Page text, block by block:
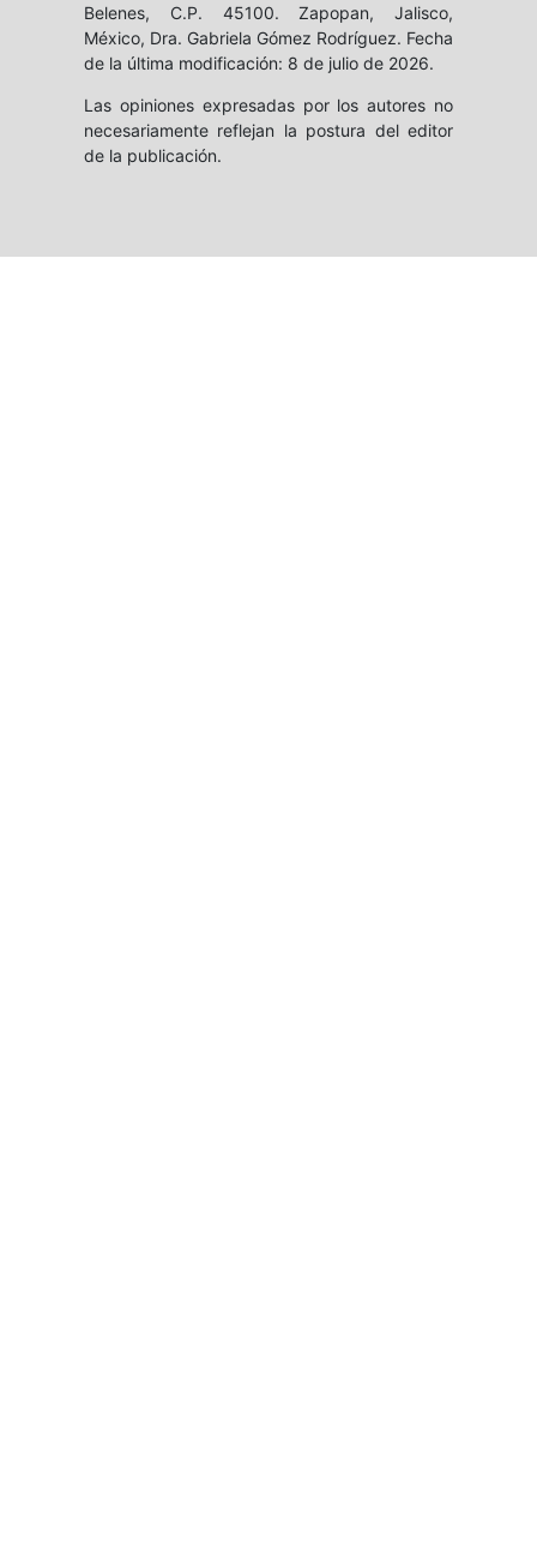
Belenes, C.P. 45100. Zapopan, Jalisco,
México, Dra. Gabriela Gómez Rodríguez. Fecha
de la última modificación: 8 de julio de 2026.
Las opiniones expresadas por los autores no
necesariamente reflejan la postura del editor
de la publicación.